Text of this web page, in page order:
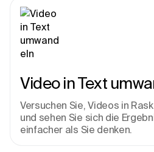
Video in Text
Versuchen Sie, Videos in
und sehen Sie sich die
einfacher als Sie denken.